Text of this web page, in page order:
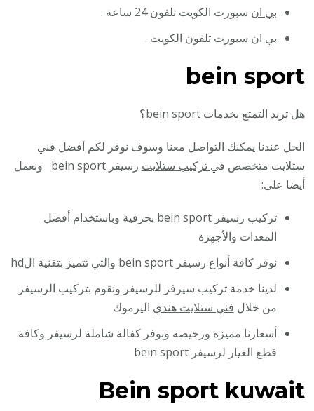
بي ان سبورت الكويت تلفون 24 ساعة .
بي ان سبورت تلفون الكويت .
bein sport
هل تريد التمتع بخدمات bein sport؟
الحل عندنا يمكنك التواصل معنا وسوف نوفر لكم أفضل فني
ستلايت متخصص في تركيب ستلايت
رسيفر bein sport ونعمل
أيضا على:
تركيب رسيفر bein sport بحرفية وباستخدام أفضل
المعدات والأجهزة
نوفر كافة أنواع رسيفر bein sport والتي تتميز بتقنية الhd
لدينا خدمة تركيب سيرفر للرسيفر ونقوم بتركيب الرسيفر
من خلال فني ستلايت هندي اليرموك
أسعارنا مميزة ورخيصة ونوفر كفالة شاملة لرسيفر وكافة
قطع الغيار لرسيفر bein sport
Bein sport kuwait